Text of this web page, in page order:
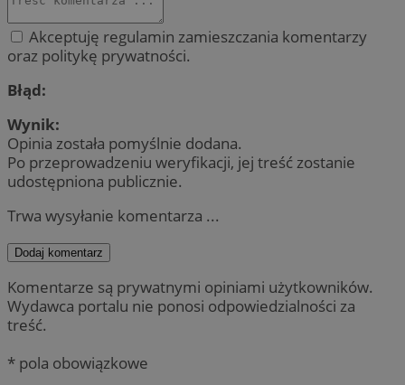
Akceptuję regulamin zamieszczania komentarzy
oraz politykę prywatności.
Błąd:
Wynik:
Opinia została pomyślnie dodana.
Po przeprowadzeniu weryfikacji, jej treść zostanie
udostępniona publicznie.
Trwa wysyłanie komentarza ...
Dodaj komentarz
Komentarze są prywatnymi opiniami użytkowników.
Wydawca portalu nie ponosi odpowiedzialności za
treść.
* pola obowiązkowe